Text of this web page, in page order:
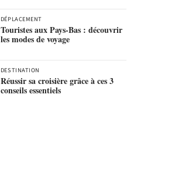
DÉPLACEMENT
Touristes aux Pays-Bas : découvrir
les modes de voyage
DESTINATION
Réussir sa croisière grâce à ces 3
conseils essentiels